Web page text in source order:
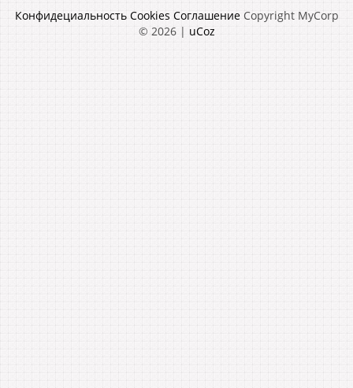
Конфидециальность Cookies Соглашение Copyright MyCorp
© 2026| uCoz